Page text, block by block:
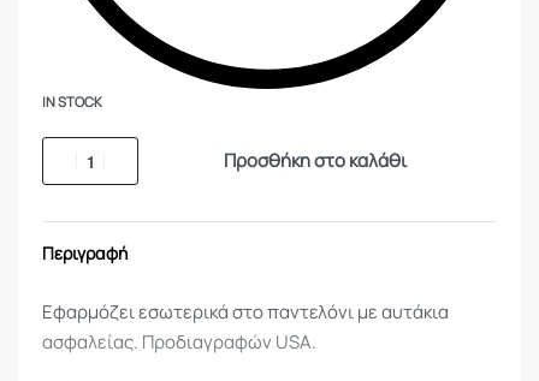
IN STOCK
Προσθήκη στο καλάθι
Περιγραφή
Εφαρμόζει εσωτερικά στο παντελόνι με αυτάκια
ασφαλείας. Προδιαγραφών USΑ.